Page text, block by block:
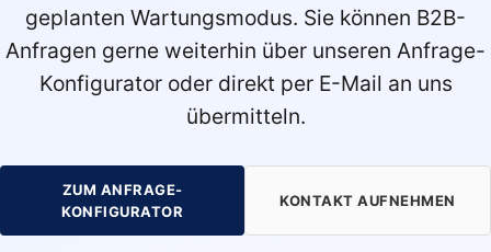
geplanten Wartungsmodus. Sie können B2B-
Anfragen gerne weiterhin über unseren Anfrage-
Konfigurator oder direkt per E-Mail an uns
übermitteln.
ZUM ANFRAGE-
KONFIGURATOR
KONTAKT AUFNEHMEN